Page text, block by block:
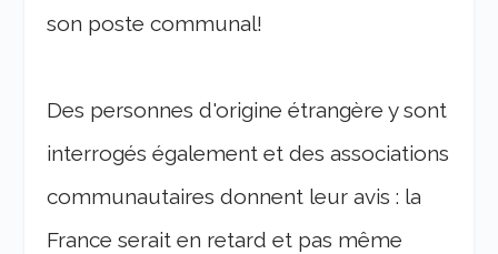
son poste communal!
Des personnes d'origine étrangère y sont
interrogés également et des associations
communautaires donnent leur avis : la
France serait en retard et pas même